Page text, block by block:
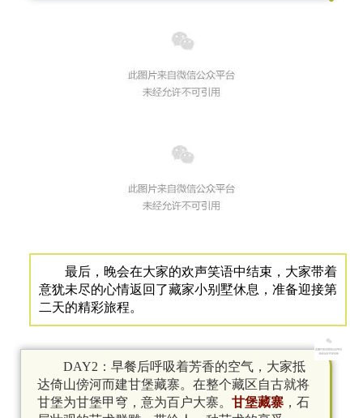
最后，晚会在大家的欢声笑语中结束，大家带着
意犹未尽的心情返回了藏家小别墅休息，准备迎接第
二天的精彩旅程。
DAY2：早餐后呼吸着芳香的空气，大家抵
达倚山傍河而建甘堡藏寨。在整个藏区自古就将
甘堡为甘堡甲穹，意为百户大寨。 甘堡藏寨 ， 石